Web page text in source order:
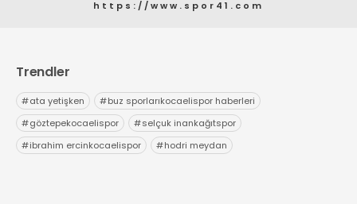
https://www.spor41.com
Trendler
#ata yetişken #buz sporlarıkocaelispor haberleri
#göztepekocaelispor #selçuk inankağıtspor
#ibrahim ercinkocaelispor #hodri meydan